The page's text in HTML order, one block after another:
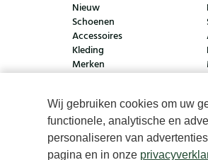
Wij gebruiken cookies om uw
functionele, analytische en
personaliseren van
pagina en in onze
Nieuw
Schoenen
Accessoires
Kleding
Merken
© Klijsen Schoenmode - 2026